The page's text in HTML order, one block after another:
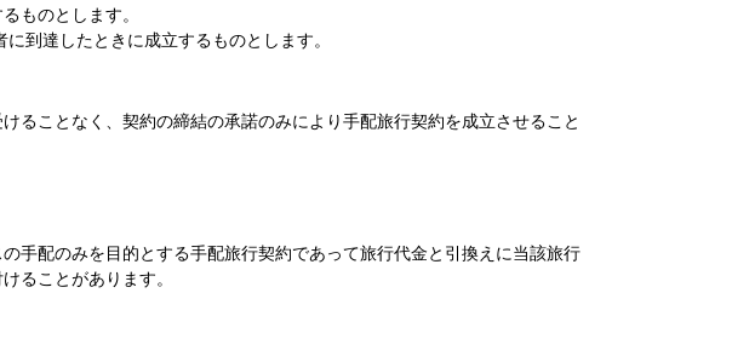
ものとします。
到達したときに成立するものとします。
ことなく、契約の締結の承諾のみにより手配旅行契約を成立させること
配のみを目的とする手配旅行契約であって旅行代金と引換えに当該旅行
ることがあります。